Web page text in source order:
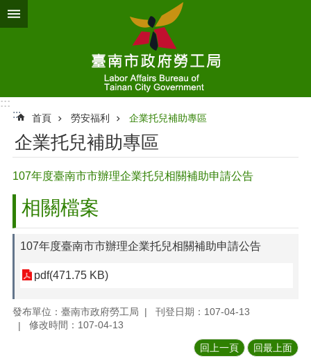
跳到主要內容區塊
:::
:::
首頁 勞安福利 企業托兒補助專區
企業托兒補助專區
107年度臺南市市辦理企業托兒相關補助申請公告
相關檔案
107年度臺南市市辦理企業托兒相關補助申請公告
pdf(471.75 KB)
發布單位：臺南市政府勞工局
刊登日期：107-04-13
修改時間：107-04-13
回上一頁 回最上面